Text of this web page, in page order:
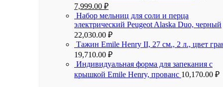
7,999.00 ₽
Набор мельниц для соли и перца
электрический Peugeot Alaska Duo, черный
22,030.00 ₽
Тажин Emile Henry II, 27 см., 2 л., цвет
19,710.00 ₽
Индивидуальная форма для запекания с
крышкой Emile Henry, прованс 10,170.00 ₽